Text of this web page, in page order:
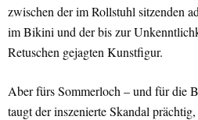
zwischen der im Rollstuhl sitzenden
im Bikini und der bis zur
Retuschen gejagten Kunstfigur.
Aber fürs Sommerloch – und für die
taugt der inszenierte Skandal